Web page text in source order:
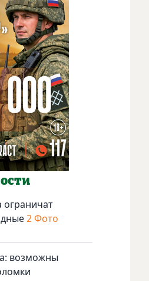
ограничат
2 Фото
возможны